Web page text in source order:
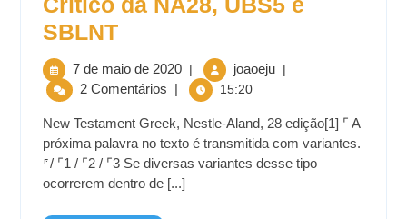
SBLNT
7 de maio de 2020 | joaoeju |
2 Comentários | 15:20
New Testament Greek, Nestle-Aland, 28 edição[1] ⌜ A
próxima palavra no texto é transmitida com variantes.
⸁/ ⌜1 / ⌜2 / ⌜3 Se diversas variantes desse tipo
ocorrerem dentro de [...]